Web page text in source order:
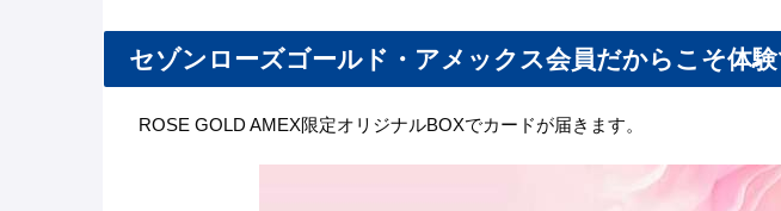
セゾンローズゴールド・アメックス会員だからこそ体
ROSE GOLD AMEX限定オリジナルBOXでカードが届きます。